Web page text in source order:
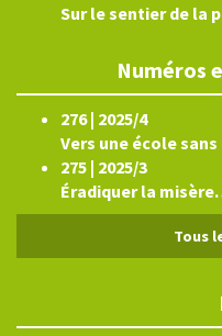
Sur le sentier de la
Numéros
276 | 2025/4
Vers une école
275 | 2025/3
Éradiquer la
Tous